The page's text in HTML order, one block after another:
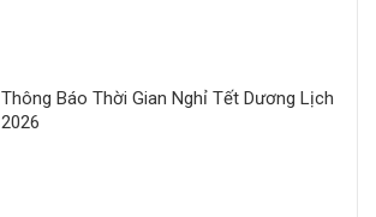
Thông Báo Thời Gian Nghỉ Tết Dương Lịch
2026